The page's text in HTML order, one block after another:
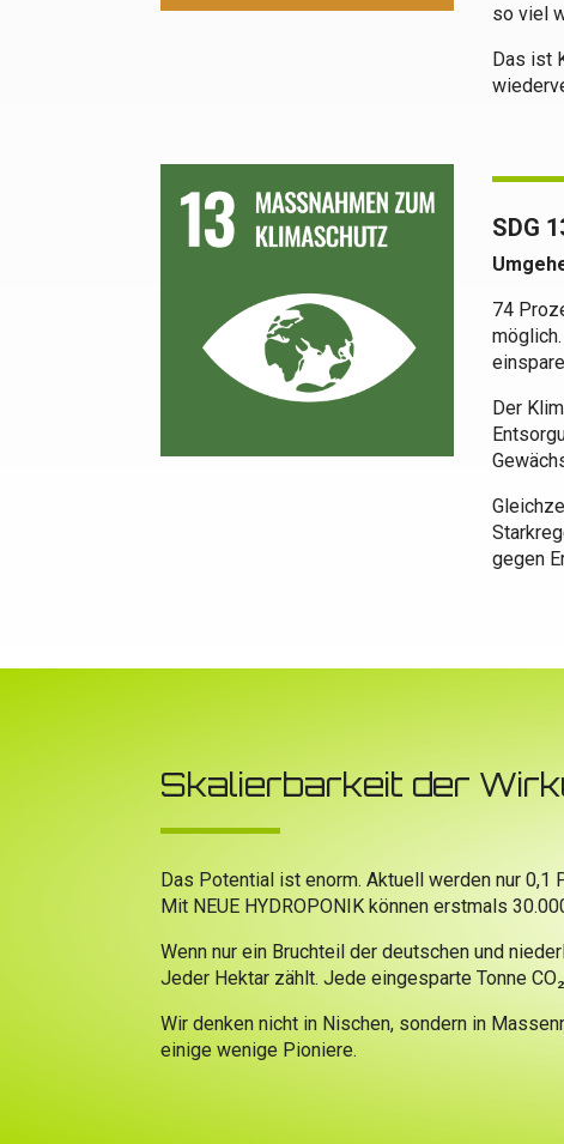
so viel
Das ist
SDG
74
Der
gegen
Skalierbarkeit der
Das Potential ist enorm. Aktuell werden nur
Mit NEUE HYDROPONIK können erstmals
Wenn nur ein Bruchteil der deutschen und
Jeder Hektar zählt. Jede eingesparte Tonne
Wir denken nicht in Nischen, sondern in
einige wenige Pioniere.